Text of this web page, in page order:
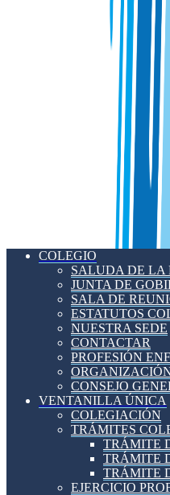
COLEGIO
SALUDA DE LA
JUNTA DE
SALA DE
ESTATUTOS
NUESTRA SEDE
CONTACTAR
PROFESIÓN
CONSEJO
VENTANILLA ÚNICA
COLEGIACIÓN
TRÁMITES
TRÁMITE
TRÁMITE
TRÁMITE
EJERCICIO